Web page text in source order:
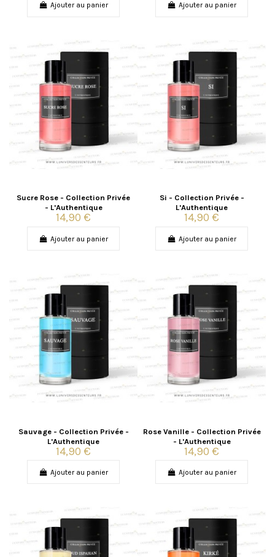
Ajouter au panier Ajouter au panier
Sucre Rose - Collection Privée
- L'Authentique
14,90 €
Ajouter au panier
Si - Collection Privée -
L'Authentique
14,90 €
Ajouter au panier
Sauvage - Collection Privée -
L'Authentique
14,90 €
Ajouter au panier
Rose Vanille - Collection Privée
- L'Authentique
14,90 €
Ajouter au panier